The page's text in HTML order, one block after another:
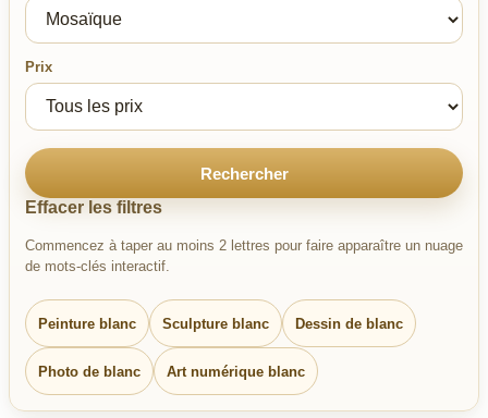
Prix
Rechercher
Effacer les filtres
Commencez à taper au moins 2 lettres pour faire apparaître un nuage
de mots-clés interactif.
Peinture blanc Sculpture blanc Dessin de blanc
Photo de blanc Art numérique blanc